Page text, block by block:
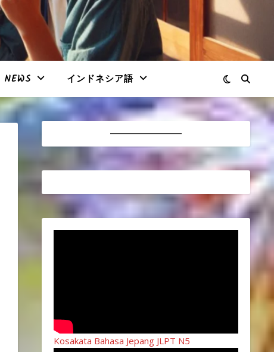
NEWS インドネシア語
Kosakata Bahasa Jepang JLPT N5